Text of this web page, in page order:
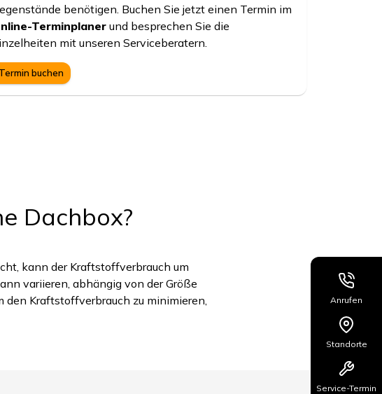
benötigen. Buchen Sie jetzt einen Termin im
Terminplanerund besprechen Sie die
mit unseren Serviceberatern.
Termin buchen
Dachbox?
kann der Kraftstoffverbrauch um
variieren, abhängig von der Größe
den Kraftstoffverbrauch zu minimieren,
Anrufen
Standorte
Service-Termin